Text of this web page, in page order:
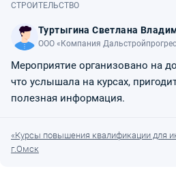
СТРОИТЕЛЬСТВО
Туртыгина Светлана
ООО «Компания
Мероприятие организовано на
что услышала на курсах,
полезная информация.
«Курсы повышения квалификации для
г.Омск